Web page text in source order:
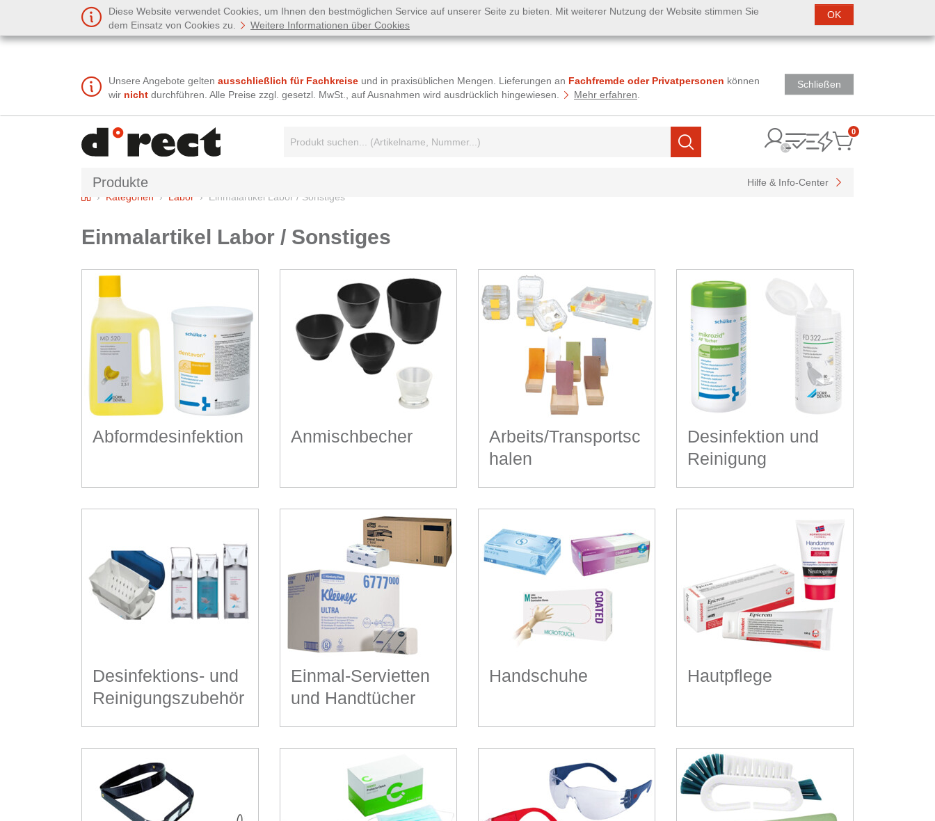
Diese Website verwendet Cookies, um Ihnen den bestmöglichen Service auf unserer Seite zu bieten. Mit weiterer Nutzung der Website stimmen Sie
dem Einsatz von Cookies zu.
Weitere Informationen über Cookies
OK
Unsere Angebote gelten ausschließlich für Fachkreise und in praxisüblichen Mengen. Lieferungen an Fachfremde oder Privatpersonen können
wir nicht durchführen. Alle Preise zzgl. gesetzl. MwSt., auf Ausnahmen wird ausdrücklich hingewiesen. Mehr erfahren
Schließen
Suchen
0Items
Produkte
Hilfe & Info-Center
HomeKategorien Labor Einmalartikel Labor / Sonstiges
Einmalartikel Labor / Sonstiges
Abformdesinfektion Anmischbecher
Arbeits/Transportsc
halen
Desinfektion und
Reinigung
Desinfektions- und
Reinigungszubehör
Einmal-Servietten
und Handtücher
Handschuhe Hautpflege